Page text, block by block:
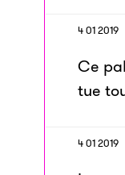
4 01 2019
Ce
tue
4 01 2019